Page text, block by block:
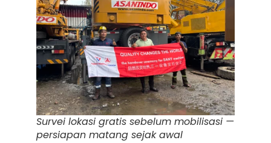
Survei lokasi gratis sebelum mobilisasi —
persiapan matang sejak awal